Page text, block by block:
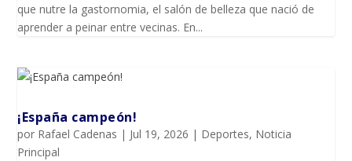
que nutre la gastornomia, el salón de belleza que nació de
aprender a peinar entre vecinas. En...
¡España campeón!
por Rafael Cadenas | Jul 19, 2026 | Deportes, Noticia
Principal